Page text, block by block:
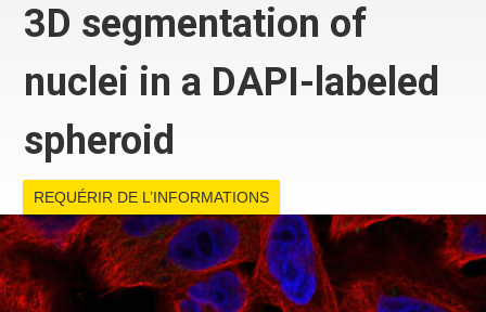
3D segmentation of
nuclei in a DAPI-labeled
spheroid
REQUÉRIR DE L’INFORMATIONS